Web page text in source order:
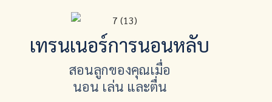
เทรนเนอร์การนอนหลับ
สอนลูกของคุณเมื่อ
นอน เล่น และตื่น